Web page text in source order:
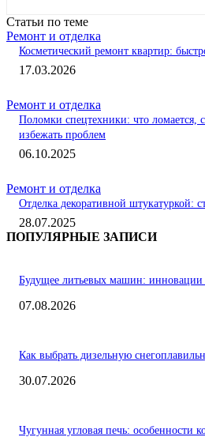
Статьи по теме
Ремонт и отделка
Косметический ремонт квартир:
17.03.2026
Ремонт и отделка
Поломки спецтехники: что ломается,
избежать проблем
06.10.2025
Ремонт и отделка
Отделка декоративной штукатуркой:
28.07.2025
ПОПУЛЯРНЫЕ ЗАПИСИ
Будущее литьевых машин: инновации
07.08.2026
Как выбрать дизельную
30.07.2026
Чугунная угловая печь: особенности